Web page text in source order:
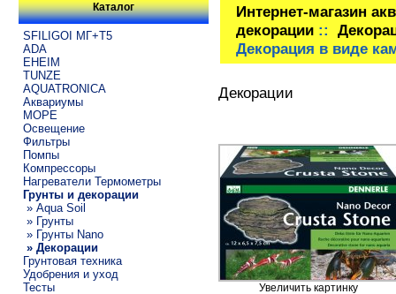
Каталог
SFILIGOI МГ+Т5
ADA
EHEIM
TUNZE
AQUATRONICA
Аквариумы
МОРЕ
Освещение
Фильтры
Помпы
Компрессоры
Нагреватели Термометры
Грунты и декорации
» Aqua Soil
» Грунты
» Грунты Nano
» Декорации
Грунтовая техника
Удобрения и уход
Тесты
Интернет-магазин
декорации::
Декорация в виде
Декорации
Увеличить картинку